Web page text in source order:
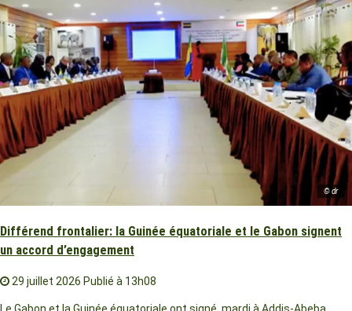
© dr
Différend frontalier: la Guinée équatoriale et le Gabon signent
un accord d’engagement
29 juillet 2026 Publié à 13h08
Le Gabon et la Guinée équatoriale ont signé, mardi à Addis-Abeba,